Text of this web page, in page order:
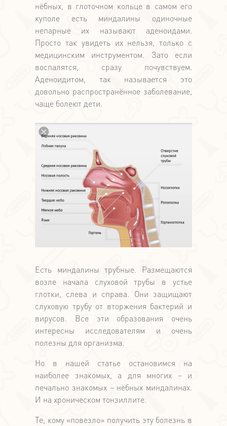
нёбных, в глоточном кольце в самом его
куполе есть миндалины одиночные
непарные их называют аденоидами.
Просто так увидеть их нельзя, только с
медицинским инструментом. Зато если
воспалятся, сразу почувствуем.
Аденоидитом, так называется это
довольно распространённое заболевание,
чаще болеют дети.
Есть миндалины трубные. Размещаются
возле начала слуховой трубы в устье
глотки, слева и справа. Они защищают
слуховую трубу от вторжения бактерий и
вирусов. Все эти образования очень
интересны исследователям и очень
полезны для организма.
Но в нашей статье остановимся на
наиболее знакомых, а для многих – и
печально знакомых – нёбных миндалинах.
И на хроническом тонзиллите.
Те, кому «повезло» получить эту болезнь в